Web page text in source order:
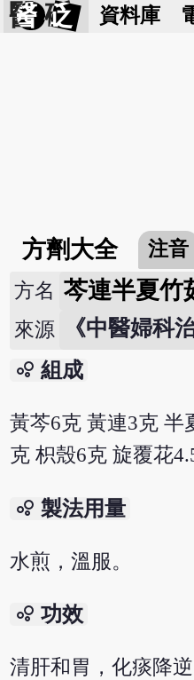
醫 砭 資料庫
方劑大全 注音
方名 芩連半夏竹
來源 《中醫婦科
bubble_chart 組成
黃芩6克 黃連3克 半
克 枳殼6克 旋覆花
bubble_chart 製法用量
水煎，溫服。
bubble_chart 功效
清肝和胃，化痰降逆